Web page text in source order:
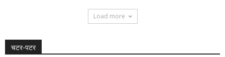
Load more
चटर-पटर